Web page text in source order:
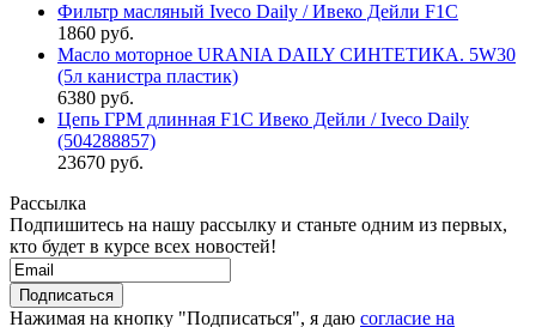
Фильтр масляный Iveco Daily / Ивеко Дейли F1C
1860 руб.
Масло моторное URANIA DAILY СИНТЕТИКА. 5W30
(5л канистра пластик)
6380 руб.
Цепь ГРМ длинная F1C Ивеко Дейли / Iveco Daily
(504288857)
23670 руб.
Рассылка
Подпишитесь на нашу рассылку и станьте одним из первых,
кто будет в курсе всех новостей!
Нажимая на кнопку "Подписаться", я даю согласие на